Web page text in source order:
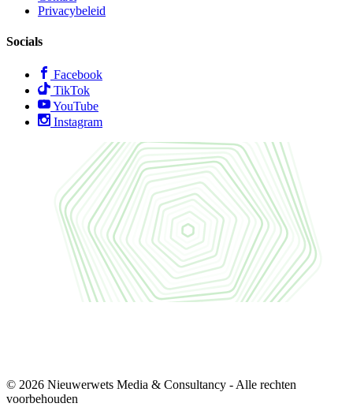
Privacybeleid
Socials
Facebook
TikTok
YouTube
Instagram
© 2026 Nieuwerwets Media & Consultancy - Alle rechten
voorbehouden